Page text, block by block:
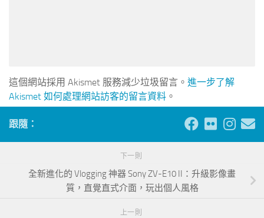
這個網站採用 Akismet 服務減少垃圾留言。 進一步了解
Akismet 如何處理網站訪客的留言資料 。
跟隨：
下一則
全新進化的 Vlogging 神器 Sony ZV-E10 II：升級影像畫
質，直覺直式介面，玩出個人風格
上一則